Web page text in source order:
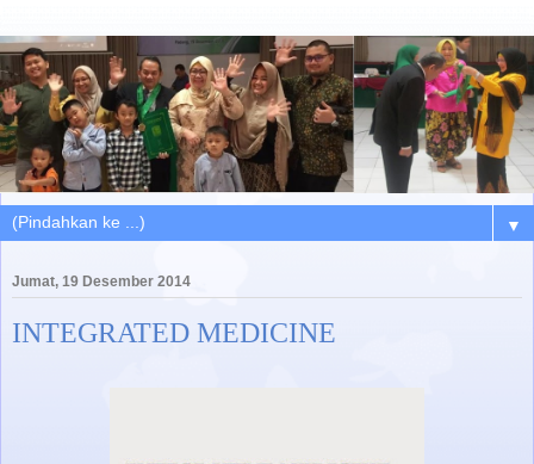
▼
Jumat, 19 Desember 2014
INTEGRATED MEDICINE